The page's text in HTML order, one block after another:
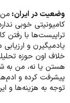
وضعیت در ایران: من
کامیونیتی خوبی
تراپیست‌ها با رفتن
یادمیگیرن و
خلاف اون حوزه
هستن یا نه، من به
پیشرفت کرده و
توجه به هزینه‌ها و